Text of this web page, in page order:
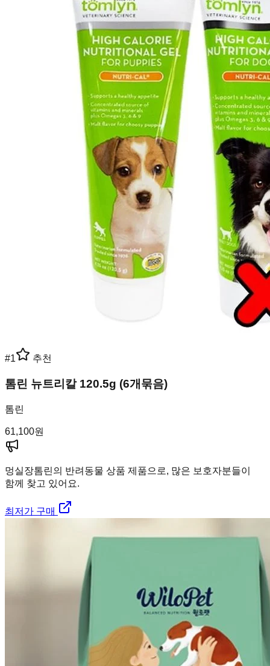
#1 추천
톰린 뉴트리칼 120.5g (6개묶음)
톰린
61,100원
멍실장톰린의 반려동물 상품 제품으로, 많은 보호자분들이
함께 찾고 있어요.
최저가 구매